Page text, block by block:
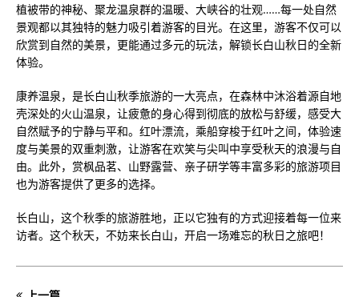
植被带的神秘、聚龙温泉群的温暖、大峡谷的壮观……每一处自然
景观都以其独特的魅力吸引着游客的目光。在这里，游客不仅可以
欣赏到自然的美景，更能通过多元的玩法，解锁长白山秋日的全新
体验。
康养温泉，是长白山秋季旅游的一大亮点，在森林中沐浴着源自地
壳深处的火山温泉，让疲惫的身心得到彻底的放松与舒缓，感受大
自然赋予的宁静与平和。红叶漂流，乘船穿梭于红叶之间，体验速
度与美景的双重刺激，让游客在欢笑与尖叫中享受秋天的浪漫与自
由。此外，赏枫品茗、山野露营、亲子研学等丰富多彩的旅游项目
也为游客提供了更多的选择。
长白山，这个秋季的旅游胜地，正以它独有的方式迎接着每一位来
访者。这个秋天，不妨来长白山，开启一场难忘的秋日之旅吧！